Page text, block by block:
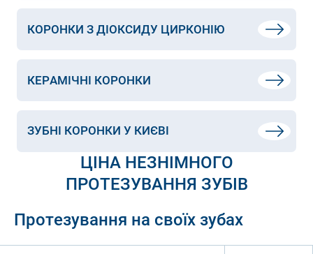
КОРОНКИ З ДІОКСИДУ ЦИРКОНІЮ
КЕРАМІЧНІ КОРОНКИ
ЗУБНІ КОРОНКИ У КИЄВІ
ЦІНА НЕЗНІМНОГО
ПРОТЕЗУВАННЯ ЗУБІВ
Протезування на своїх зубах